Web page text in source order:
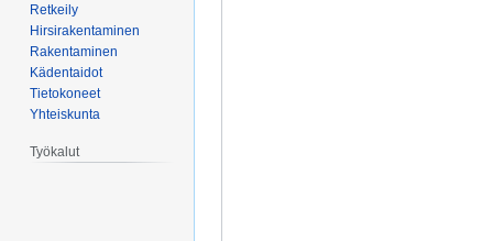
Retkeily
Hirsirakentaminen
Rakentaminen
Kädentaidot
Tietokoneet
Yhteiskunta
Työkalut